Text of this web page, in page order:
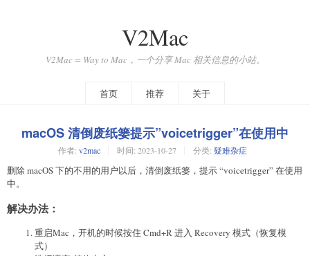
V2Mac
V2Mac = Way to Mac，一个分享 Mac 相关信息的小站。
首页 推荐 关于
macOS 清倒废纸篓提示”voicetrigger”在使用中
作者: v2mac 时间: 2023-10-27 分类: 疑难杂症
删除 macOS 下的不用的用户以后，清倒废纸篓，提示 “voicetrigger” 在使用
中。
解决办法：
重启Mac，开机的时候按住 Cmd+R 进入 Recovery 模式（恢复模
式）